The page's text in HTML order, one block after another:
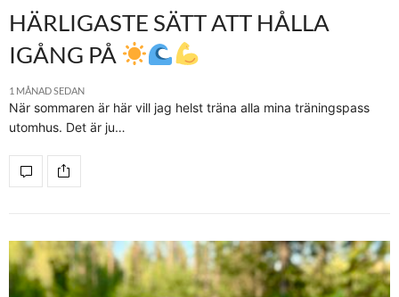
HÄRLIGASTE SÄTT ATT HÅLLA
IGÅNG PÅ
1 MÅNAD SEDAN
När sommaren är här vill jag helst träna alla mina träningspass
utomhus. Det är ju…